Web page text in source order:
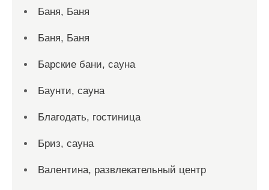
Баня, Баня
Баня, Баня
Барские бани, сауна
Баунти, сауна
Благодать, гостиница
Бриз, сауна
Валентина, развлекательный центр